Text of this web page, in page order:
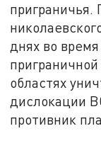
приграничья.
днях во
областях
дислокации
противник